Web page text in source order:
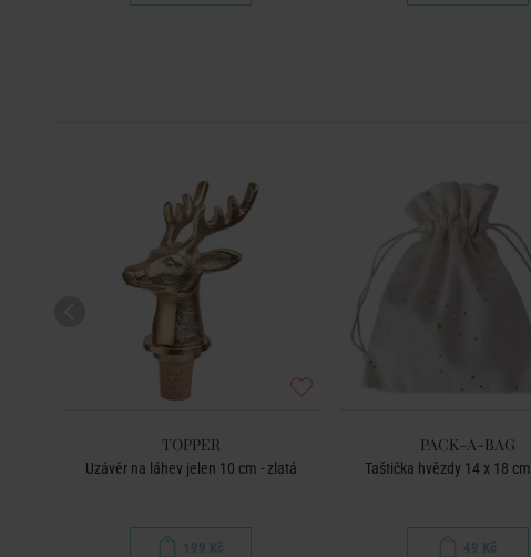
TOPPER
Uzávěr na láhev jelen 10 cm - zlatá
199 Kč
PACK-A-BAG
Taštička hvězdy 14 x 18
49 Kč